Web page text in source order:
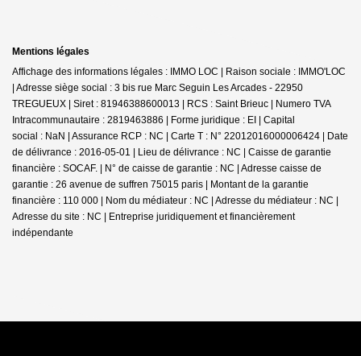
Mentions légales
Affichage des informations légales : IMMO LOC | Raison sociale : IMMO'LOC
| Adresse siège social : 3 bis rue Marc Seguin Les Arcades - 22950
TREGUEUX | Siret : 81946388600013 | RCS : Saint Brieuc | Numero TVA
Intracommunautaire : 2819463886 | Forme juridique : EI | Capital
social : NaN | Assurance RCP : NC | Carte T : N° 22012016000006424 | Date
de délivrance : 2016-05-01 | Lieu de délivrance : NC | Caisse de garantie
financière : SOCAF. | N° de caisse de garantie : NC | Adresse caisse de
garantie : 26 avenue de suffren 75015 paris | Montant de la garantie
financière : 110 000 | Nom du médiateur : NC | Adresse du médiateur : NC |
Adresse du site : NC | Entreprise juridiquement et financièrement
indépendante